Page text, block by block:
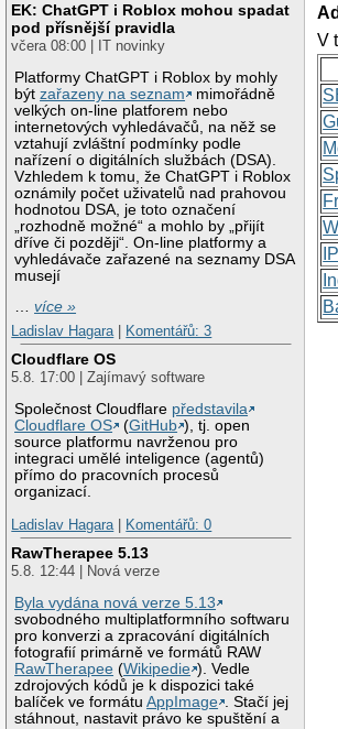
EK: ChatGPT i Roblox mohou spadat
pod přísnější pravidla
včera 08:00 | IT novinky
Platformy ChatGPT i Roblox by mohly
býtzařazeny na seznam
mimořádně
velkých on-line platforem nebo
internetových vyhledávačů, na něž se
vztahují zvláštní podmínky podle
nařízení o digitálních službách (DSA).
Vzhledem k tomu, že ChatGPT i Roblox
oznámily počet uživatelů nad prahovou
hodnotou DSA, je toto označení
„rozhodně možné“ a mohlo by „přijít
dříve či později“. On-line platformy a
vyhledávače zařazené na seznamy DSA
musejí
…více »
Ladislav Hagara
Komentářů: 3
Cloudflare OS
5.8. 17:00 | Zajímavý software
Společnost Cloudflare představila
Cloudflare OS
(GitHub ), tj. open
source platformu navrženou pro
integraci umělé inteligence (agentů)
přímo do pracovních procesů
organizací.
Ladislav Hagara
Komentářů: 0
RawTherapee 5.13
5.8. 12:44 | Nová verze
Byla vydána nová verze 5.13
svobodného multiplatformního softwaru
pro konverzi a zpracování digitálních
fotografií primárně ve formátů RAW
RawTherapee (Wikipedie ). Vedle
zdrojových kódů je k dispozici také
balíček ve formátuAppImage . Stačí jej
stáhnout, nastavit právo ke spuštění a
V